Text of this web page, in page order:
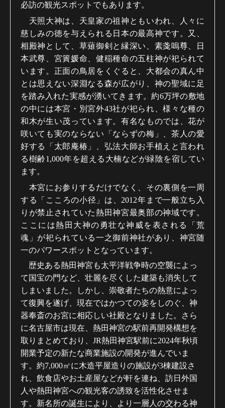
必訪の観光スポットでもあります。
天照大神は、天皇家の祖神ともいわれ、人々に
慈しみの徳を与えられる日本の最高神です。又、
相殿神として、草薙御剣と縁深い、素戔嗚尊、日
本武尊、宮簀媛命、健稲種命の五柱神が祀られて
います。正面の鳥居をくぐると、大都会の真ん中
とは思えない深淵なる森が広がり、神の聖域に足
を踏み入れた実感が湧いてきます。約6万坪の敷地
の中には本宮・別宮外43社が祀られ、様々な種の
和木が生い茂っています。有名なものでは、花が
咲いても実のならない「ならずの梅」、茶人の愛
好する「太郎庵椿」、弘法大師お手植えと言われ
る樹齢1,000年を超える大楠などが緑陰を宿してい
ます。
本宮にお参りするだけでなく、その裏側を一周
する「こころの小径」は、 2012年まで一般立ち入
りが禁止されていた熱田神宮最奥部の神域です。
ここには熱田大神の勇壮な神威を表される「荒
魂」が祀られている一之御前神社があり、神宮随
一のパワースポットとなっています。
歴史ある熱田神宮も太平洋戦争時の空襲によっ
て国宝の門など、壮麗を尽くした建築も消失して
しまいました。しかし、崇敬者たちの熱意によっ
て復興を遂げ、現在ではかつての姿をしのぐ、神
器奉斎のお宮に相応しい社殿となりました。さら
に名古屋市は現在、熱田神宮の駅前再開発構想を
取りまとめており、 JR熱田神宮駅前に2024年秋頃
開業予定の新たな商業施設の開発が進んでいま
す。約7,000㎡に木造平屋造りの施設が3棟建設さ
れ、飲食店やお土産屋などが軒を連ね、訪日外国
人や熱田神宮への観光客の誘致を活性化させま
す。新名所の誕生により、より一層人の交わる神